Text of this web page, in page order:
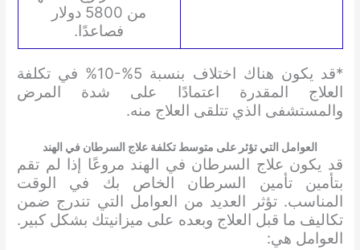
من 5800 دولار
فصاعدًا.
*قد يكون هناك اختلاف بنسبة 5%-10% في تكلفة
العلاج المقدرة اعتمادًا على شدة المرض
والمستشفى الذي تتلقى العلاج منه.
العوامل التي تؤثر على متوسط تكلفة علاج السرطان في الهند
قد يكون علاج السرطان في الهند مروعًا إذا لم تقم
بتأمين تأمين السرطان الخاص بك في الوقت
المناسب. تؤثر العديد من العوامل التي تندرج ضمن
تكاليف ما قبل العلاج وبعده على ميزانيتك بشكل كبير.
العوامل هي: